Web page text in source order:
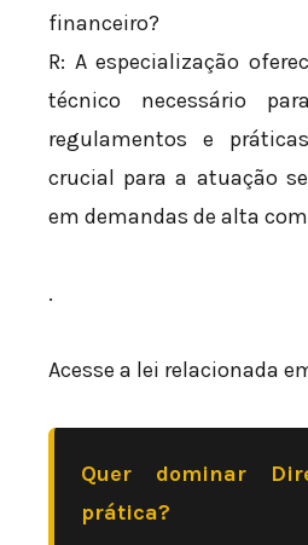
financeiro?
R: A especialização
técnico necessário
regulamentos e
crucial para a atuação
em demandas de alta
.
Acesse a lei relacionada
Quer dominar
prática?